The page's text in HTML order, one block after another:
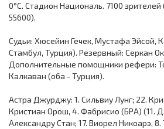
0°C. Стадион Националь. 7100
55600).
Судьи: Хюсейин Гечек, Мустафа Эйсой,
Стамбул, Турция). Резервный: Серкан
Дополнительные помощники рефери:
Калкаван (оба - Турция).
Астра Джурджу: 1. Сильвиу Лунг; 22.
Кристиан Орош, 4. Фабрисио (БРА) (11.
Александру Стан; 17. Виорел Никоарэ,